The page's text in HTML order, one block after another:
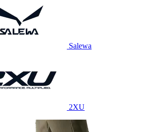
Salewa
2XU